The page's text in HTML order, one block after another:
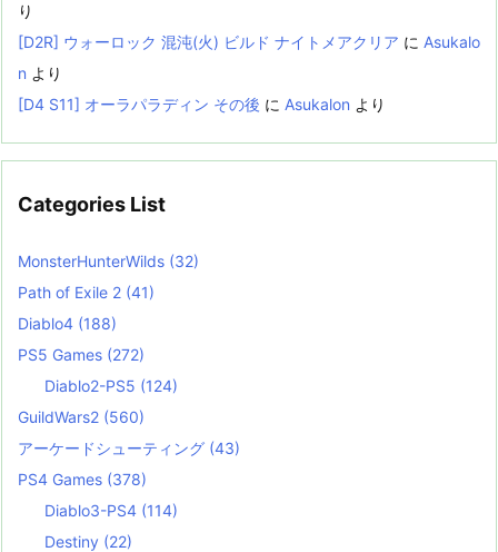
り
[D2R] ウォーロック 混沌(火) ビルド ナイトメアクリア に Asukalo
n より
[D4 S11] オーラパラディン その後 に Asukalon より
Categories List
MonsterHunterWilds (32)
Path of Exile 2 (41)
Diablo4 (188)
PS5 Games (272)
Diablo2-PS5 (124)
GuildWars2 (560)
アーケードシューティング (43)
PS4 Games (378)
Diablo3-PS4 (114)
Destiny (22)